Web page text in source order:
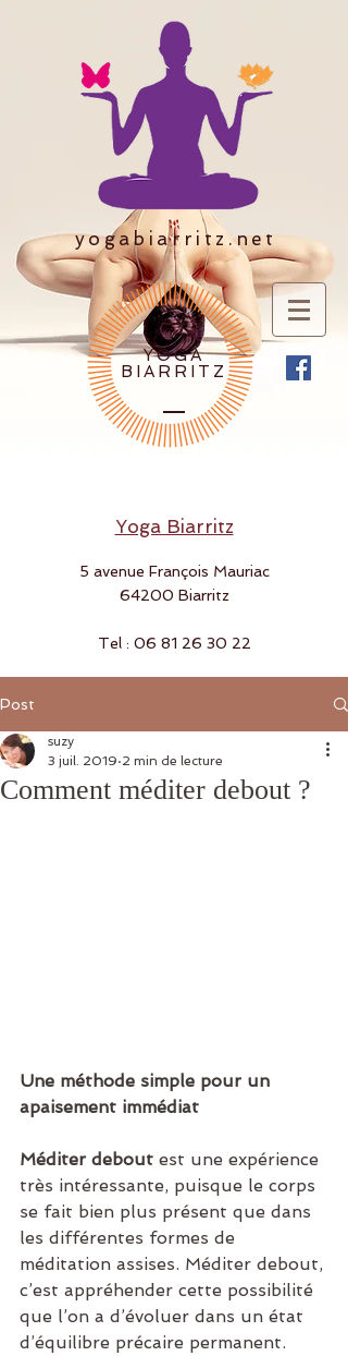
YOGA
BIARRITZ
yogabiarritz.net
Yoga Biarritz
5 avenue François Mauriac
64200 Biarritz
Tel : 06 81 26 30 22
Post
Comment méditer debout ?
suzy
3 juil. 2019 2 min de lecture
Une méthode simple pour un
apaisement immédiat
Méditer debout est une expérience
très intéressante, puisque le corps
se fait bien plus présent que dans
les différentes formes de
méditation assises. Méditer debout,
c’est appréhender cette possibilité
que l’on a d’évoluer dans un état
d’équilibre précaire permanent.